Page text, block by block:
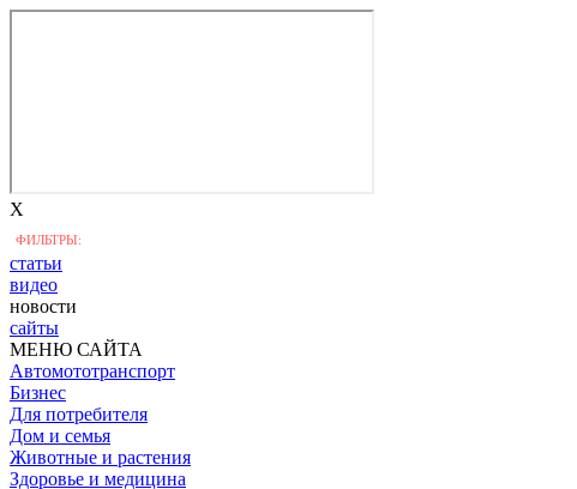
X
ФИЛЬТРЫ:
статьи
видео
новости
сайты
МЕНЮ САЙТА
Автомототранспорт
Бизнес
Для потребителя
Дом и семья
Животные и растения
Здоровье и медицина